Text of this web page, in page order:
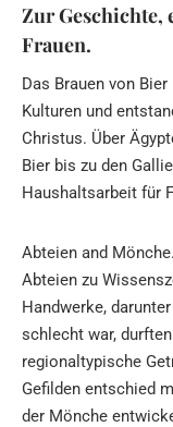
Zur Geschichte,
Frauen.
Das Brauen von
Kulturen und
Christus. Über
Bier bis zu den
Haushaltsarbeit für
Abteien and
Abteien zu
Handwerke,
schlecht war,
regionaltypische
Gefilden entschied
der Mönche